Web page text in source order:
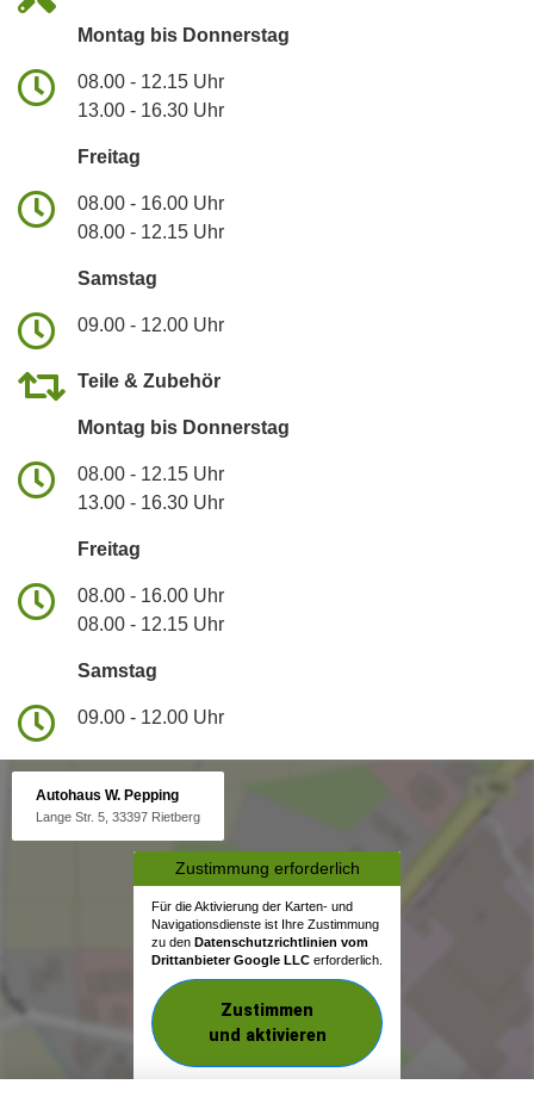
Montag bis Donnerstag
08.00 - 12.15 Uhr
13.00 - 16.30 Uhr
Freitag
08.00 - 16.00 Uhr
08.00 - 12.15 Uhr
Samstag
09.00 - 12.00 Uhr
Teile & Zubehör
Montag bis Donnerstag
08.00 - 12.15 Uhr
13.00 - 16.30 Uhr
Freitag
08.00 - 16.00 Uhr
08.00 - 12.15 Uhr
Samstag
09.00 - 12.00 Uhr
Autohaus W. Pepping
Lange Str. 5, 33397 Rietberg
Zustimmung erforderlich
Für die Aktivierung der Karten- und
Navigationsdienste ist Ihre Zustimmung
zu den Datenschutzrichtlinien vom
Drittanbieter Google LLC erforderlich.
Zustimmen
und aktivieren